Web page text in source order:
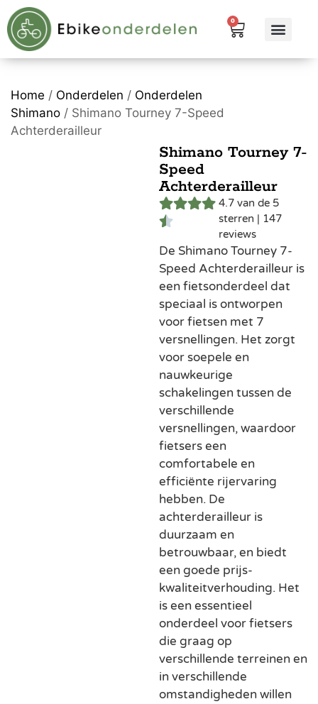
0
Home / Onderdelen / Onderdelen
Shimano / Shimano Tourney 7-Speed
Achterderailleur
Shimano Tourney 7-
Speed
Achterderailleur
4.7 van de 5
sterren | 147
reviews
De Shimano Tourney 7-
Speed Achterderailleur is
een fietsonderdeel dat
speciaal is ontworpen
voor fietsen met 7
versnellingen. Het zorgt
voor soepele en
nauwkeurige
schakelingen tussen de
verschillende
versnellingen, waardoor
fietsers een
comfortabele en
efficiënte rijervaring
hebben. De
achterderailleur is
duurzaam en
betrouwbaar, en biedt
een goede prijs-
kwaliteitverhouding. Het
is een essentieel
onderdeel voor fietsers
die graag op
verschillende terreinen en
in verschillende
omstandigheden willen